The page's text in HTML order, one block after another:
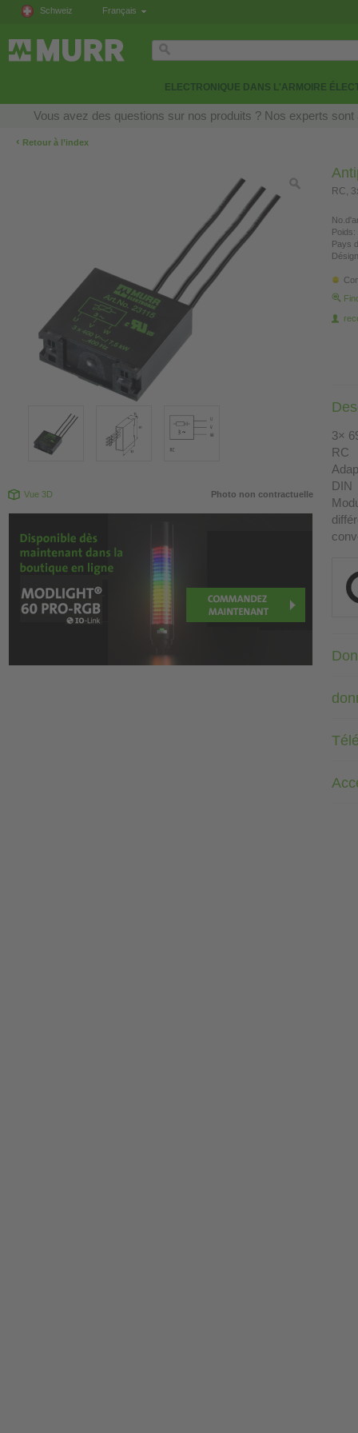
Schweiz Français
ELECTRONIQUE DANS L'ARMOIRE
Vous avez des questions sur nos produits ? Nos experts
‹ Retour à l’index
Vue 3D Photo non contractuelle
RC,
Poids:
Pays
3×
RC
DIN